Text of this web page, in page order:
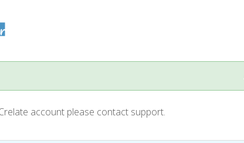
account please contact support.